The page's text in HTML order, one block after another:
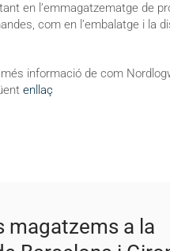
en l’emmagatzematge de
com en l’embalatge i la
més informació de com
enllaç
magatzems a la